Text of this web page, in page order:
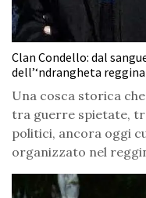
Clan Condello: dal
dell’‘ndrangheta reggina
Una cosca storica
tra guerre spietate,
politici, ancora oggi
organizzato nel